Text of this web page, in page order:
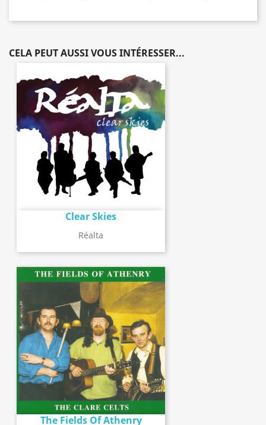
CELA PEUT AUSSI VOUS INTÉRESSER...
Clear Skies
Réalta
The Fields Of Athenry